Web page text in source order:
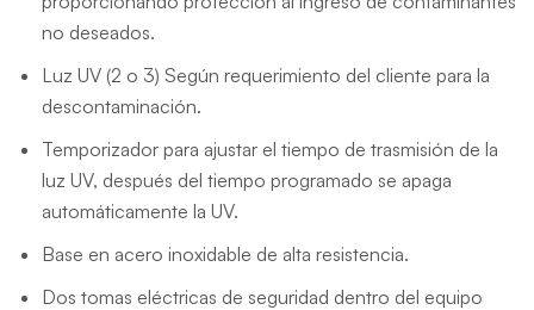
no deseados.
Luz UV (2 o 3) Según requerimiento del cliente para la
descontaminación.
Temporizador para ajustar el tiempo de trasmisión de la
luz UV, después del tiempo programado se apaga
automáticamente la UV.
Base en acero inoxidable de alta resistencia.
Dos tomas eléctricas de seguridad dentro del equipo